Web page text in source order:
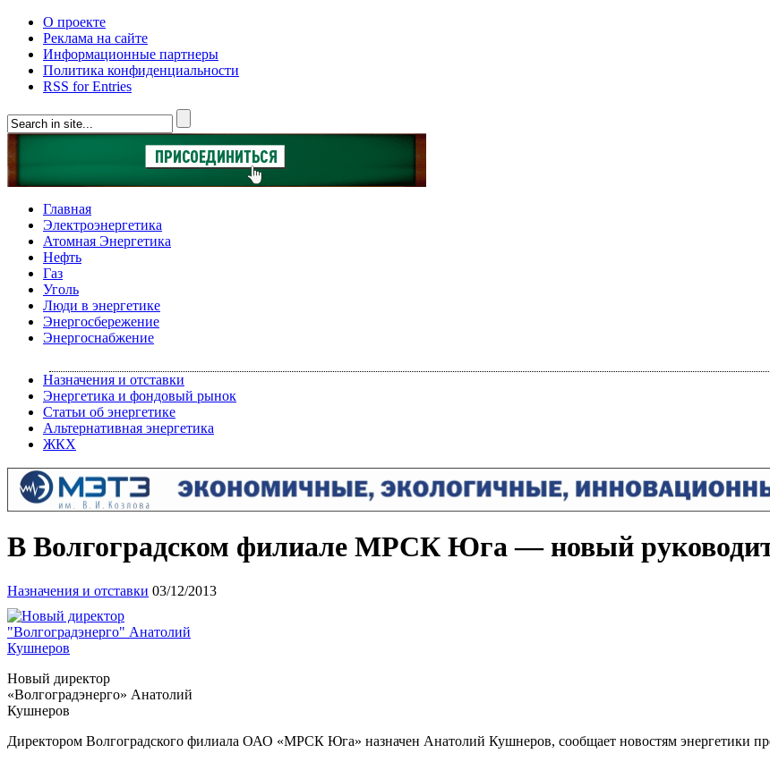
О проекте
Реклама на сайте
Информационные партнеры
Политика конфиденциальности
RSS for Entries
Главная
Электроэнергетика
Атомная Энергетика
Нефть
Газ
Уголь
Люди в энергетике
Энергосбережение
Энергоснабжение
Назначения и отставки
Энергетика и фондовый рынок
Статьи об энергетике
Альтернативная энергетика
ЖКХ
В Волгоградском филиале МРСК Юга — новый
Назначения и отставки 03/12/2013
Новый директор
«Волгоградэнерго» Анатолий
Кушнеров
Директором Волгоградского филиала ОАО «МРСК Юга» назначен Анатолий Кушнеров, сообщает новостям энергетики